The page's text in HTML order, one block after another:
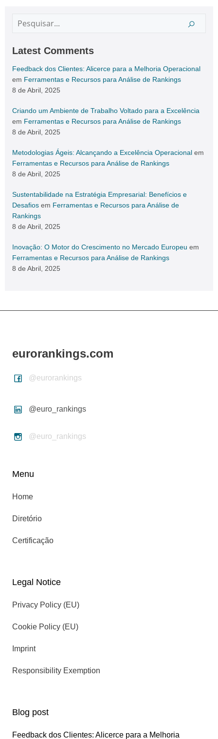
Latest Comments
Feedback dos Clientes: Alicerce para a Melhoria Operacional
em Ferramentas e Recursos para Análise de Rankings
8 de Abril, 2025
Criando um Ambiente de Trabalho Voltado para a Excelência
em Ferramentas e Recursos para Análise de Rankings
8 de Abril, 2025
Metodologias Ágeis: Alcançando a Excelência Operacional em
Ferramentas e Recursos para Análise de Rankings
8 de Abril, 2025
Sustentabilidade na Estratégia Empresarial: Benefícios e
Desafios em Ferramentas e Recursos para Análise de
Rankings
8 de Abril, 2025
Inovação: O Motor do Crescimento no Mercado Europeu em
Ferramentas e Recursos para Análise de Rankings
8 de Abril, 2025
eurorankings.com
@eurorankings
@euro_rankings
@euro_rankings
Menu
Home
Diretório
Certificação
Legal Notice
Privacy Policy (EU)
Cookie Policy (EU)
Imprint
Responsibility Exemption
Blog post
Feedback dos Clientes: Alicerce para a Melhoria